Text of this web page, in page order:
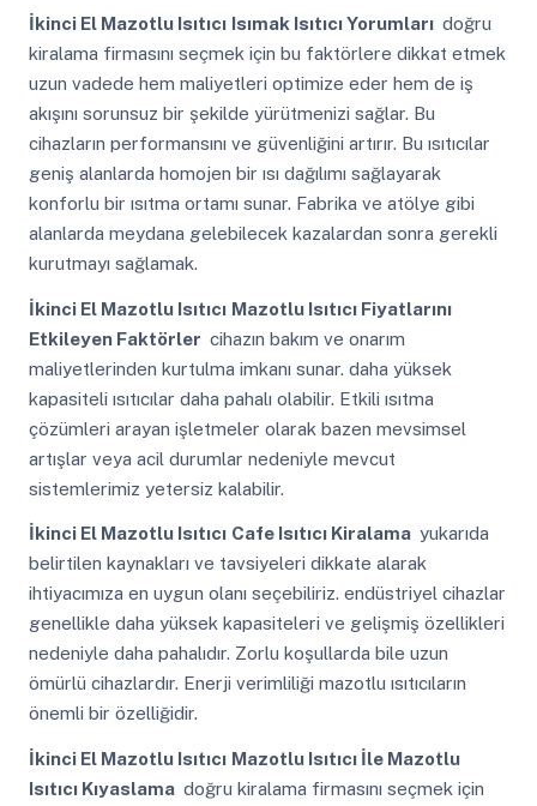
İkinci El Mazotlu Isıtıcı Isımak Isıtıcı Yorumları doğru
kiralama firmasını seçmek için bu faktörlere dikkat etmek
uzun vadede hem maliyetleri optimize eder hem de iş
akışını sorunsuz bir şekilde yürütmenizi sağlar. Bu
cihazların performansını ve güvenliğini artırır. Bu ısıtıcılar
geniş alanlarda homojen bir ısı dağılımı sağlayarak
konforlu bir ısıtma ortamı sunar. Fabrika ve atölye gibi
alanlarda meydana gelebilecek kazalardan sonra gerekli
kurutmayı sağlamak.
İkinci El Mazotlu Isıtıcı Mazotlu Isıtıcı Fiyatlarını
Etkileyen Faktörler cihazın bakım ve onarım
maliyetlerinden kurtulma imkanı sunar. daha yüksek
kapasiteli ısıtıcılar daha pahalı olabilir. Etkili ısıtma
çözümleri arayan işletmeler olarak bazen mevsimsel
artışlar veya acil durumlar nedeniyle mevcut
sistemlerimiz yetersiz kalabilir.
İkinci El Mazotlu Isıtıcı Cafe Isıtıcı Kiralama yukarıda
belirtilen kaynakları ve tavsiyeleri dikkate alarak
ihtiyacımıza en uygun olanı seçebiliriz. endüstriyel cihazlar
genellikle daha yüksek kapasiteleri ve gelişmiş özellikleri
nedeniyle daha pahalıdır. Zorlu koşullarda bile uzun
ömürlü cihazlardır. Enerji verimliliği mazotlu ısıtıcıların
önemli bir özelliğidir.
İkinci El Mazotlu Isıtıcı Mazotlu Isıtıcı İle Mazotlu
Isıtıcı Kıyaslama doğru kiralama firmasını seçmek için